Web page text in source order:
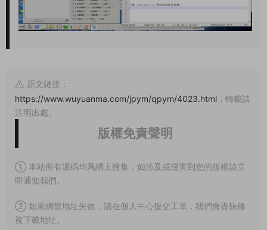
原文鏈接：
https://www.wuyuanma.com/jpym/qpym/4023.html ，轉載請
注明出處。
版權免責聲明
① 本站所有源碼均爲網上搜集，如涉及或侵害到您的版權請立
即通知我們。
② 如果網盤地址失效，請在個人中心提交工單，我們會盡快修
複下載地址。